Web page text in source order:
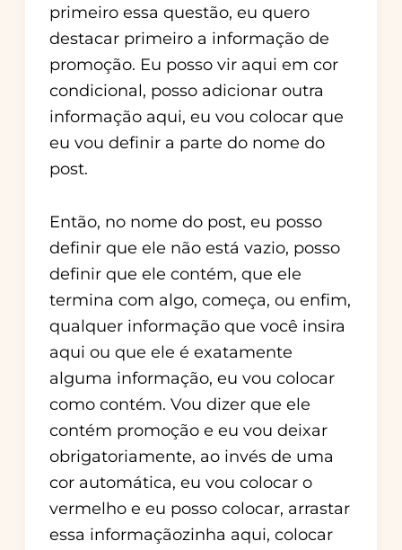
primeiro essa questão, eu quero
destacar primeiro a informação de
promoção. Eu posso vir aqui em cor
condicional, posso adicionar outra
informação aqui, eu vou colocar que
eu vou definir a parte do nome do
post.
Então, no nome do post, eu posso
definir que ele não está vazio, posso
definir que ele contém, que ele
termina com algo, começa, ou enfim,
qualquer informação que você insira
aqui ou que ele é exatamente
alguma informação, eu vou colocar
como contém. Vou dizer que ele
contém promoção e eu vou deixar
obrigatoriamente, ao invés de uma
cor automática, eu vou colocar o
vermelho e eu posso colocar, arrastar
essa informaçãozinha aqui, colocar